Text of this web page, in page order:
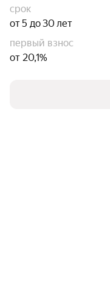
срок
от 5 до 30 лет
первый взнос
от 20,1%